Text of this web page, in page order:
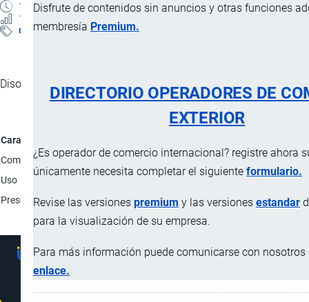
Disfrute de contenidos sin anuncios y otras funciones
membresía Premium.
DIRECTORIO OPERADORES DE
EXTERIOR
¿Es operador de comercio internacional? registre ahora
únicamente necesita completar el siguiente formulario.
Revise las versiones premium y las versiones estandar
para la visualización de su empresa.
Para más información puede comunicarse con nosotros
enlace.
1 MINUTO
1 VISTAS
Clasificación Arancelaria
Disolvente a base de etanol.
Característica
Composición
Etanol (CAS: 64-17-5): 90 - 100%; Methylpropan-2-ol
Uso
Solvente utilizado como aditivo a la tinta de impresión.
Presentación
Frascos de 1.2 litros.